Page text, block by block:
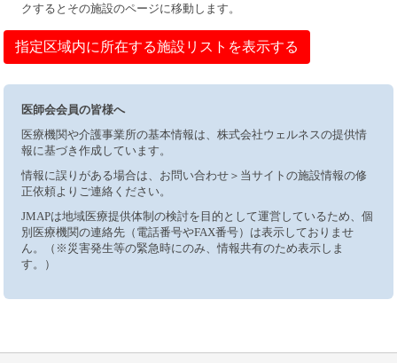
クするとその施設のページに移動します。
指定区域内に所在する施設リストを表示する
医師会会員の皆様へ
医療機関や介護事業所の基本情報は、株式会社ウェルネスの提供情
報に基づき作成しています。
情報に誤りがある場合は、お問い合わせ＞当サイトの施設情報の修
正依頼よりご連絡ください。
JMAPは地域医療提供体制の検討を目的として運営しているため、個
別医療機関の連絡先（電話番号やFAX番号）は表示しておりませ
ん。（※災害発生等の緊急時にのみ、情報共有のため表示しま
す。）